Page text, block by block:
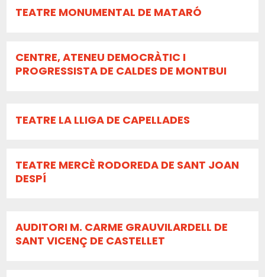
TEATRE MONUMENTAL DE MATARÓ
CENTRE, ATENEU DEMOCRÀTIC I
PROGRESSISTA DE CALDES DE MONTBUI
TEATRE LA LLIGA DE CAPELLADES
TEATRE MERCÈ RODOREDA DE SANT JOAN
DESPÍ
AUDITORI M. CARME GRAUVILARDELL DE
SANT VICENÇ DE CASTELLET